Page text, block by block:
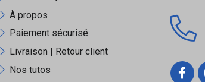
À propos
Paiement sécurisé
Livraison | Retour client
Nos tutos